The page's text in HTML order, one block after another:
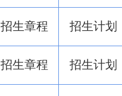
招生章程 招生计划
招生章程 招生计划